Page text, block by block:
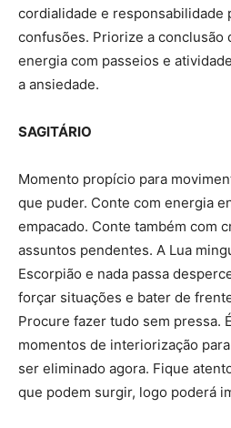
cordialidade e responsabilidade
confusões. Priorize a conclusão
energia com passeios e
a ansiedade.
SAGITÁRIO
Momento propício para
que puder. Conte com energia
empacado. Conte também com
assuntos pendentes. A Lua
Escorpião e nada passa
forçar situações e bater de
Procure fazer tudo sem pressa.
momentos de interiorização
ser eliminado agora. Fique
que podem surgir, logo poderá